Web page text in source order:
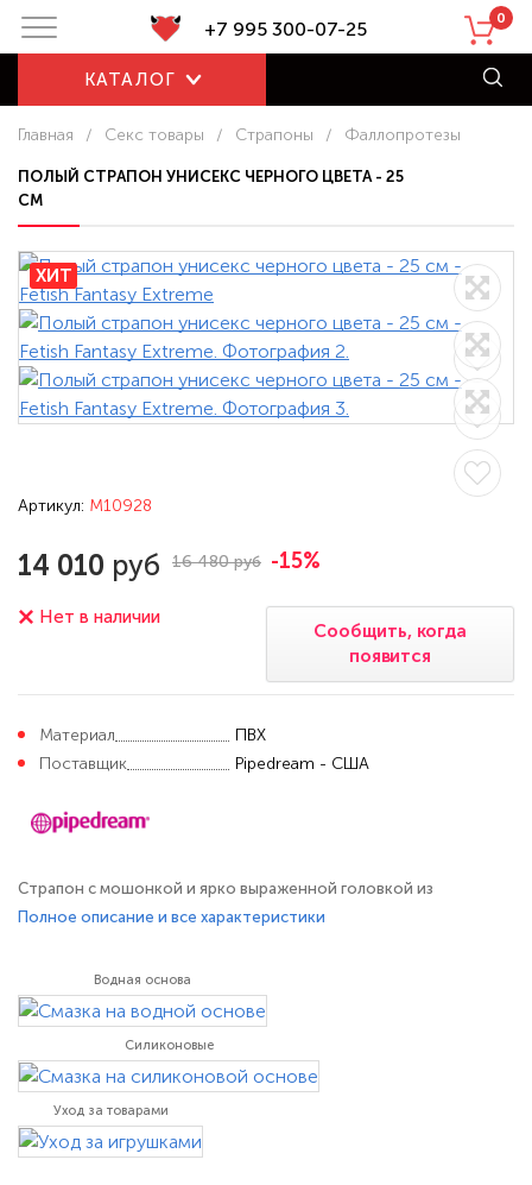
+7 995 300-07-25 0
КАТАЛОГ
Главная / Секс товары / Страпоны / Фаллопротезы
ПОЛЫЙ СТРАПОН УНИСЕКС ЧЕРНОГО ЦВЕТА - 25
СМ
ХИТ
Артикул: M10928
14 010 руб 16 480 руб -15%
Сообщить, когда
появится
Нет в наличии
Материал
ПВХ
Поставщик
Pipedream - США
Страпон с мошонкой и ярко выраженной головкой из
эластичного силикона черного цвета. Подходит для мужчин и
съемного металлического кольца, которое плотно
удерживает фаллоимитатор и не дает ему съезжать, а также
позволяет менять насадки. В комплект
Полное описание и все характеристики
Водная основа
Силиконовые
Уход за товарами